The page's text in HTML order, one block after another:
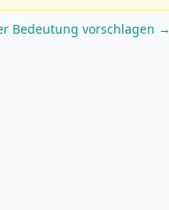
Bedeutung vorschlagen →